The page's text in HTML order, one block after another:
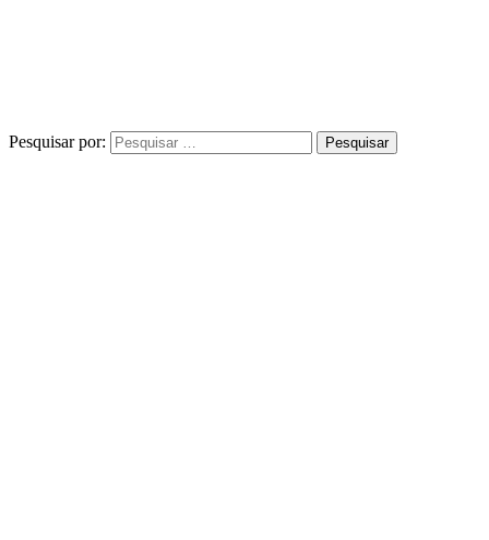
Pesquisar por: